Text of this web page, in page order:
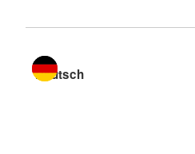
Sprache wechseln zu